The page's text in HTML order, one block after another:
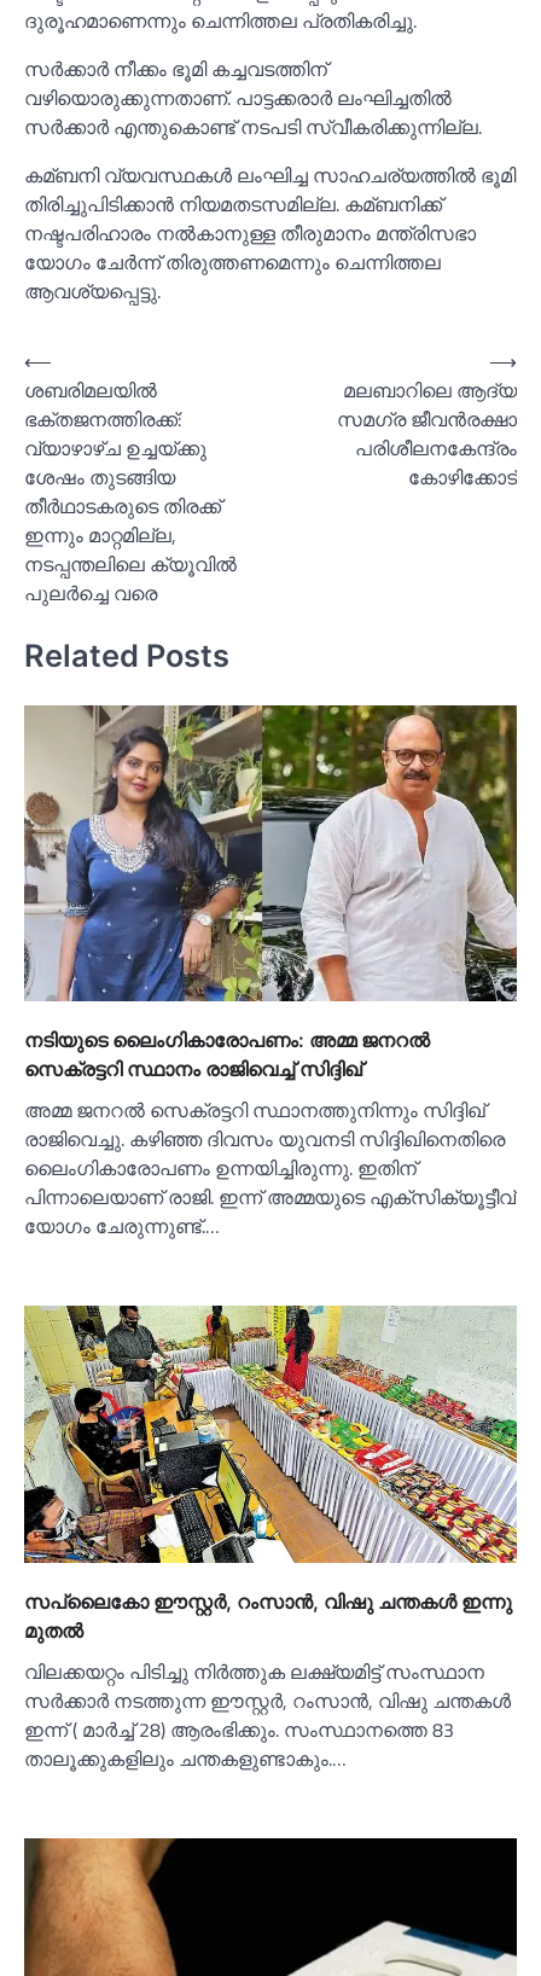
ദുരൂഹമാണെന്നും ചെന്നിത്തല പ്രതികരിച്ചു.
സര്‍ക്കാര്‍ നീക്കം ഭൂമി കച്ചവടത്തിന്
വഴിയൊരുക്കുന്നതാണ്. പാട്ടക്കരാര്‍ ലംഘിച്ചതില്‍
സര്‍ക്കാര്‍ എന്തുകൊണ്ട് നടപടി സ്വീകരിക്കുന്നില്ല.
കമ്ബനി വ്യവസ്ഥകള്‍ ലംഘിച്ച സാഹചര്യത്തില്‍ ഭൂമി
തിരിച്ചുപിടിക്കാന്‍ നിയമതടസമില്ല. കമ്ബനിക്ക്
നഷ്ടപരിഹാരം നല്‍കാനുള്ള തീരുമാനം മന്ത്രിസഭാ
യോഗം ചേര്‍ന്ന് തിരുത്തണമെന്നും ചെന്നിത്തല
ആവശ്യപ്പെട്ടു.
Post
navigation
⟵
ശബരിമലയില്‍
ഭക്തജനത്തിരക്ക്:
വ്യാഴാഴ്ച ഉച്ചയ്ക്കു
ശേഷം തുടങ്ങിയ
തീര്‍ഥാടകരുടെ തിരക്ക്
ഇന്നും മാറ്റമില്ല,
നടപ്പന്തലിലെ ക്യൂവില്‍
പുലര്‍ച്ചെ വരെ
മലബാറിലെ ആദ്യ
സമഗ്ര ജീവൻരക്ഷാ
പരിശീലനകേന്ദ്രം
കോഴിക്കോട്
⟶
Related Posts
നടിയുടെ ലൈംഗികാരോപണം: അമ്മ ജനറല്‍
സെക്രട്ടറി സ്ഥാനം രാജിവെച്ച്‌ സിദ്ദിഖ്
അമ്മ ജനറല്‍ സെക്രട്ടറി സ്ഥാനത്തുനിന്നും സിദ്ദിഖ്
രാജിവെച്ചു. കഴിഞ്ഞ ദിവസം യുവനടി സിദ്ദിഖിനെതിരെ
ലൈംഗികാരോപണം ഉന്നയിച്ചിരുന്നു. ഇതിന്
പിന്നാലെയാണ് രാജി. ഇന്ന് അമ്മയുടെ എക്സിക്യൂട്ടീവ്
യോഗം ചേരുന്നുണ്ട്.…
സപ്ലൈകോ ഈസ്റ്റര്‍, റംസാൻ,‌ വിഷു ചന്തകള്‍ ഇന്നു
മുതല്‍
വിലക്കയറ്റം പിടിച്ചു നിർത്തുക ലക്ഷ്യമിട്ട് സംസ്ഥാന
സർക്കാർ നടത്തുന്ന ഈസ്റ്റർ, റംസാൻ,‌ വിഷു ചന്തകള്‍
ഇന്ന് ( മാർച്ച്‌ 28) ആരംഭിക്കും. സംസ്ഥാനത്തെ 83
താലൂക്കുകളിലും ചന്തകളുണ്ടാകും.…